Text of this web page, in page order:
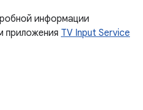
информации
приложения TV Input Service